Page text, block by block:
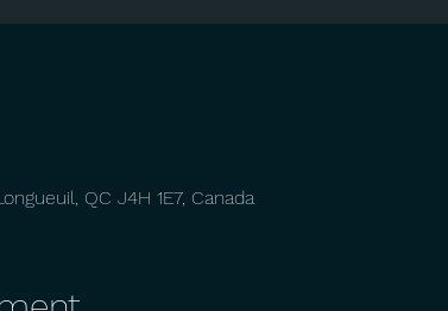
QC J4H 1E7, Canada